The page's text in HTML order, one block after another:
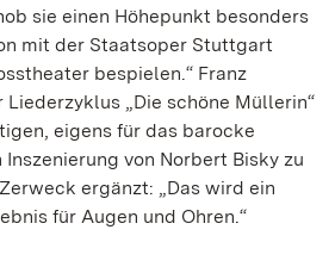
sie einen Höhepunkt besonders
mit der Staatsoper Stuttgart
bespielen.“ Franz
„Die schöne Müllerin“
eigens für das barocke
von Norbert Bisky zu
ergänzt: „Das wird ein
für Augen und Ohren.“